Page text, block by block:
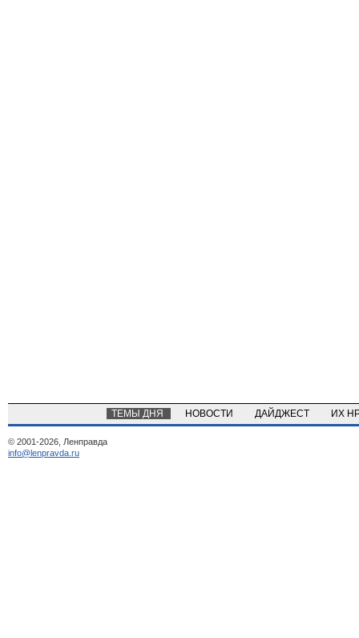
ТЕМЫ ДНЯ НОВОСТИ ДАЙДЖЕСТ ИХ
© 2001-2026, Ленправда
info@lenpravda.ru